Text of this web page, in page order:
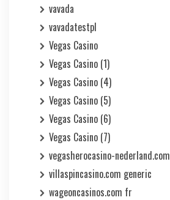
vavada
vavadatestpl
Vegas Casino
Vegas Casino (1)
Vegas Casino (4)
Vegas Casino (5)
Vegas Casino (6)
Vegas Casino (7)
vegasherocasino-nederland.com
villaspincasino.com generic
wageoncasinos.com fr